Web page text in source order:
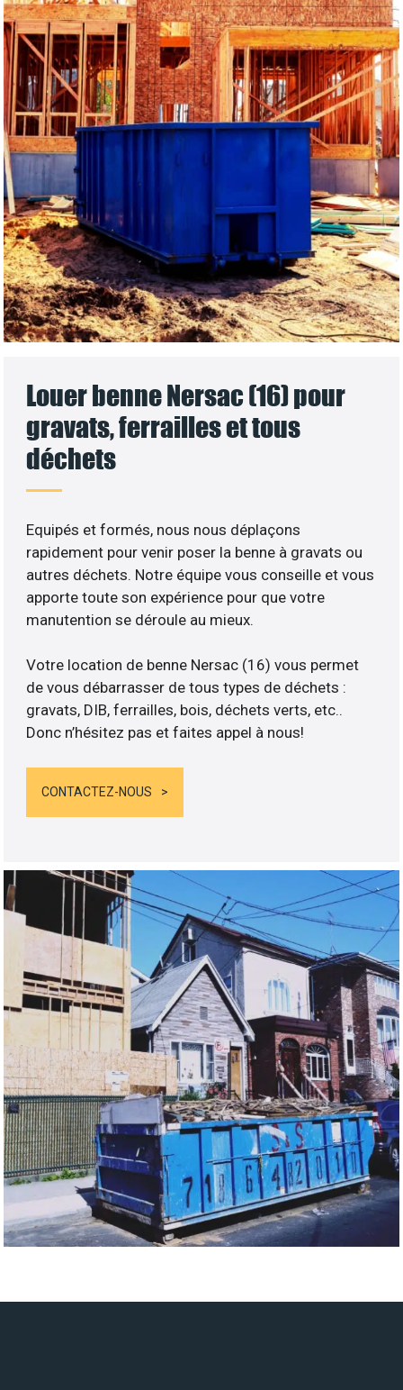
Louer benne Nersac (16) pour
gravats, ferrailles et tous
déchets
Equipés et formés, nous nous déplaçons
rapidement pour venir poser la benne à gravats ou
autres déchets. Notre équipe vous conseille et vous
apporte toute son expérience pour que votre
manutention se déroule au mieux.
Votre location de benne Nersac (16) vous permet
de vous débarrasser de tous types de déchets :
gravats, DIB, ferrailles, bois, déchets verts, etc..
Donc n’hésitez pas et faites appel à nous!
CONTACTEZ-NOUS